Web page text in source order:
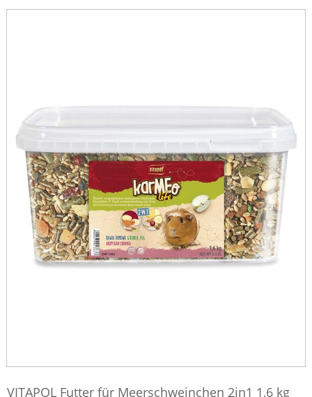
VITAPOL Futter für Meerschweinchen 2in1 1,6 kg